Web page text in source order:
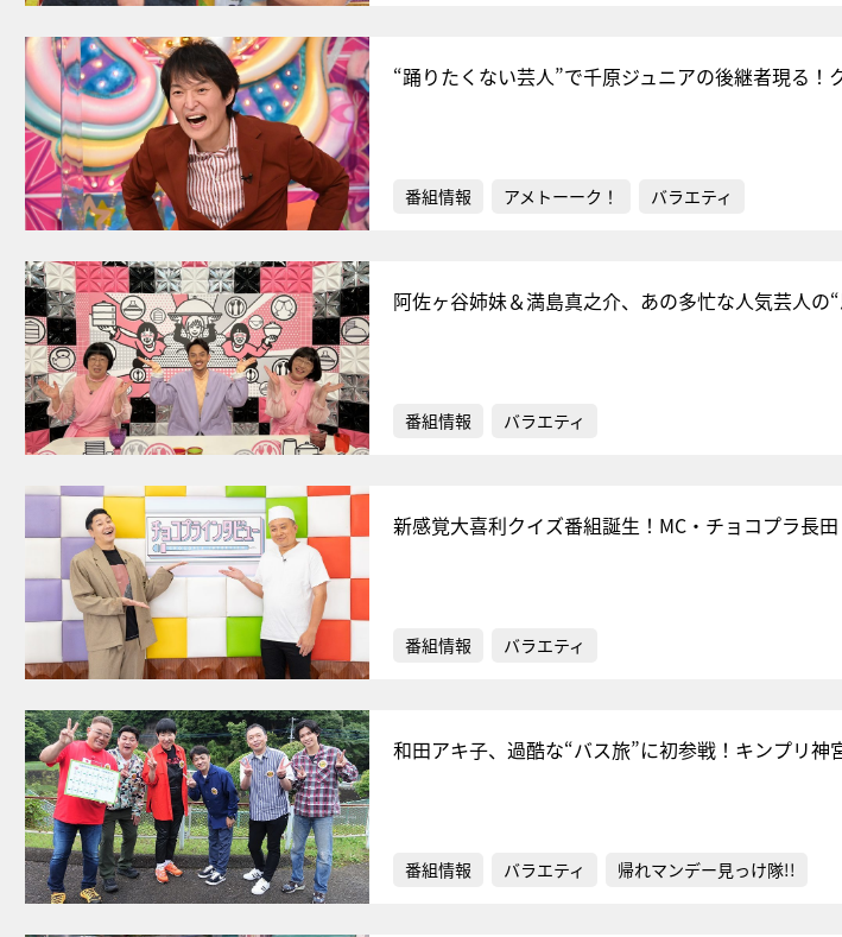
“踊りたくない芸人”で千原ジュニアの後継者現る！
番組情報 アメトーーク！ バラエティ
阿佐ヶ谷姉妹＆満島真之介、あの多忙な人気芸人の
番組情報 バラエティ
新感覚大喜利クイズ番組誕生！MC・チョコプラ長
番組情報 バラエティ
和田アキ子、過酷な“バス旅”に初参戦！キンプリ神
番組情報 バラエティ 帰れマンデー見っけ隊!!